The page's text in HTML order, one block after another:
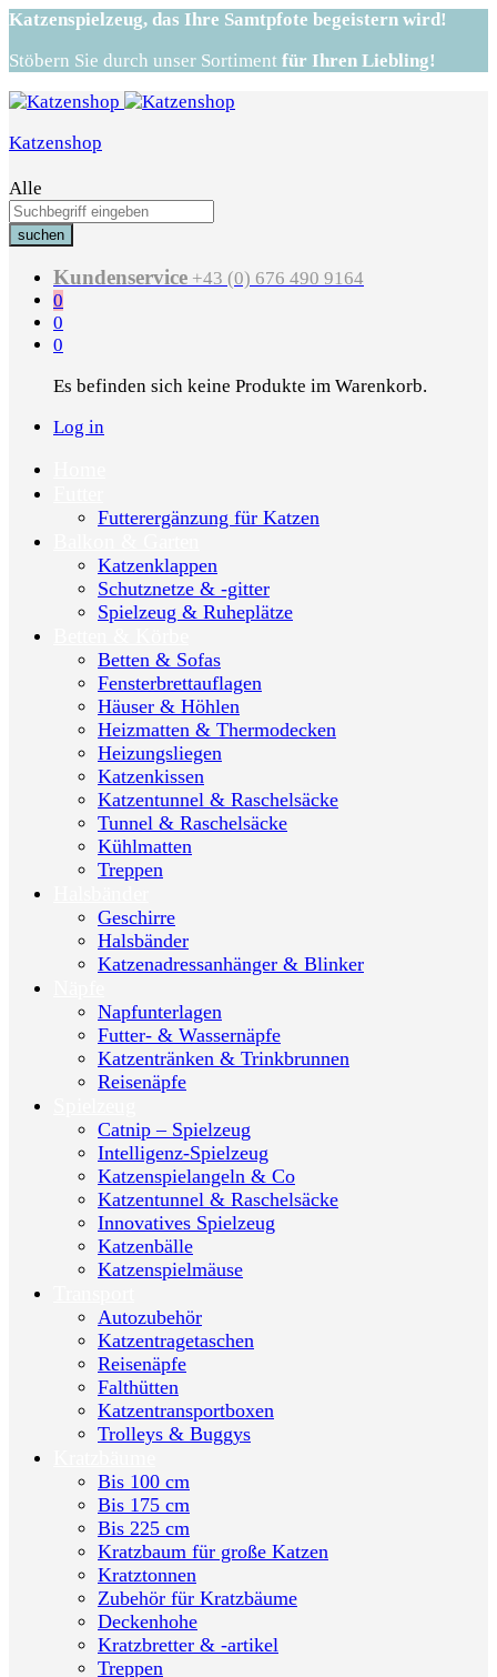
Katzenspielzeug, das Ihre Samtpfote begeistern wird!
Stöbern Sie durch unser Sortiment für Ihren Liebling!
Katzenshop
Alle
suchen
Kundenservice +43 (0) 676 490 9164
0
0
0
Es befinden sich keine Produkte im Warenkorb.
Log in
Futterergänzung für Katzen
Katzenklappen
Schutznetze & -gitter
Spielzeug & Ruheplätze
Betten & Sofas
Fensterbrettauflagen
Häuser & Höhlen
Heizmatten & Thermodecken
Heizungsliegen
Katzenkissen
Katzentunnel & Raschelsäcke
Tunnel & Raschelsäcke
Kühlmatten
Treppen
Geschirre
Halsbänder
Katzenadressanhänger & Blinker
Napfunterlagen
Futter- & Wassernäpfe
Katzentränken & Trinkbrunnen
Reisenäpfe
Catnip – Spielzeug
Intelligenz-Spielzeug
Katzenspielangeln & Co
Katzentunnel & Raschelsäcke
Innovatives Spielzeug
Katzenbälle
Katzenspielmäuse
Autozubehör
Katzentragetaschen
Reisenäpfe
Falthütten
Katzentransportboxen
Trolleys & Buggys
Bis 100 cm
Bis 175 cm
Bis 225 cm
Kratzbaum für große Katzen
Kratztonnen
Zubehör für Kratzbäume
Deckenhohe
Kratzbretter & -artikel
Treppen